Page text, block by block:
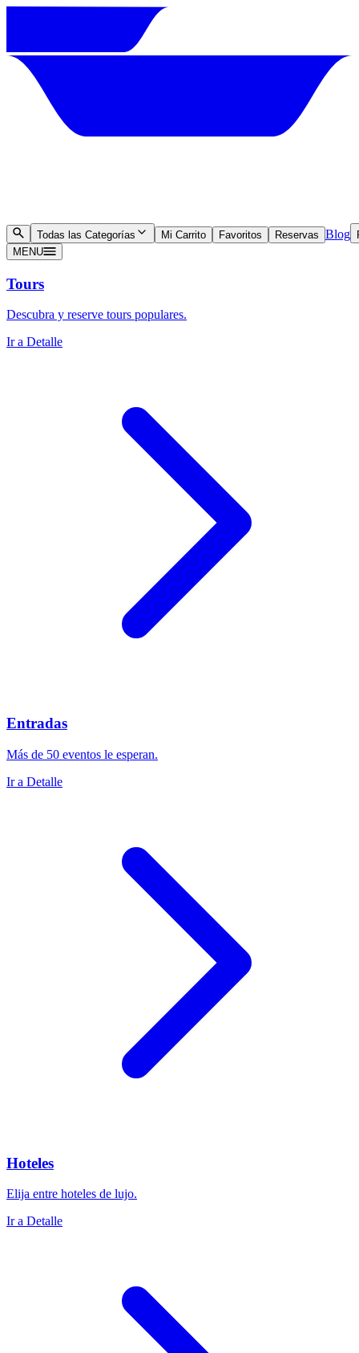
Todas las Categorías Mi Carrito Favoritos Reservas Blog
MENU
Tours
Descubra y reserve tours populares.
Ir a Detalle
Entradas
Más de 50 eventos le esperan.
Ir a Detalle
Hoteles
Elija entre hoteles de lujo.
Ir a Detalle